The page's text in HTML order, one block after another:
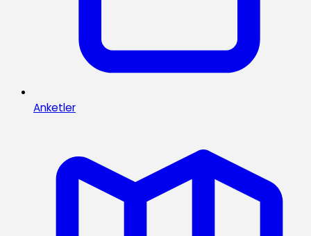
Anketler